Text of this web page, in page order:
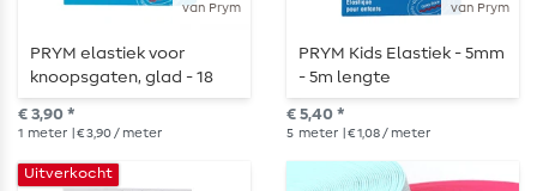
van Prym
PRYM elastiek voor
knoopsgaten, glad - 18
mm - 1 m lang
€ 3,90 *
1 meter | € 3,90 / meter
van Prym
PRYM Kids Elastiek - 5mm
- 5m lengte
€ 5,40 *
5 meter | € 1,08 / meter
Uitverkocht